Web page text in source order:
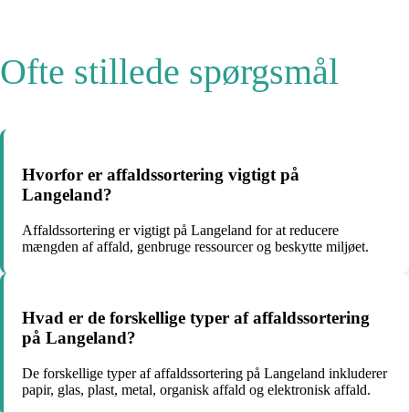
Ofte stillede spørgsmål
Hvorfor er affaldssortering vigtigt på
Langeland?
Affaldssortering er vigtigt på Langeland for at reducere
mængden af affald, genbruge ressourcer og beskytte miljøet.
Hvad er de forskellige typer af affaldssortering
på Langeland?
De forskellige typer af affaldssortering på Langeland inkluderer
papir, glas, plast, metal, organisk affald og elektronisk affald.